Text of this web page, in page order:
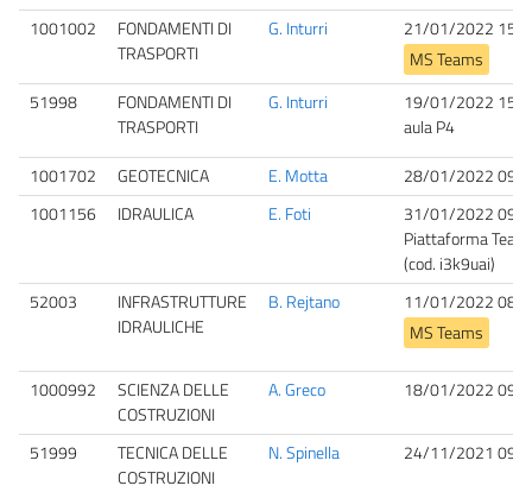
1001002
FONDAMENTI DI
TRASPORTI
G. Inturri
21/01/2022
MS Teams
51998
FONDAMENTI DI
TRASPORTI
G. Inturri
19/01/2022
aula P4
1001702
GEOTECNICA E. Motta
28/01/2022
1001156
IDRAULICA E. Foti
31/01/2022
Piattaforma
(cod. i3k9uai)
52003
INFRASTRUTTURE
IDRAULICHE
B. Rejtano
11/01/2022
MS Teams
1000992
SCIENZA DELLE
COSTRUZIONI
A. Greco 18/01/2022
51999
TECNICA DELLE
COSTRUZIONI
N. Spinella 24/11/2021